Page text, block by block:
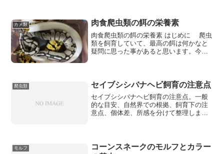
カメ類 肉食爬虫類の餌の栄養素
肉食爬虫類の餌の栄養素 はじめに 爬虫
類を飼育していて、最高の餌は何かなと
疑問に思った事があると思います。今回
爬虫類 セイブシシバナヘビ飼育の注意点
セイブシシバナヘビ飼育の注意点。一般
的な目安、自然界での根拠、飼育下の注
意点、個体差、所感を分けて整理しま
モルフ
コーンスネークのモルフとカラー